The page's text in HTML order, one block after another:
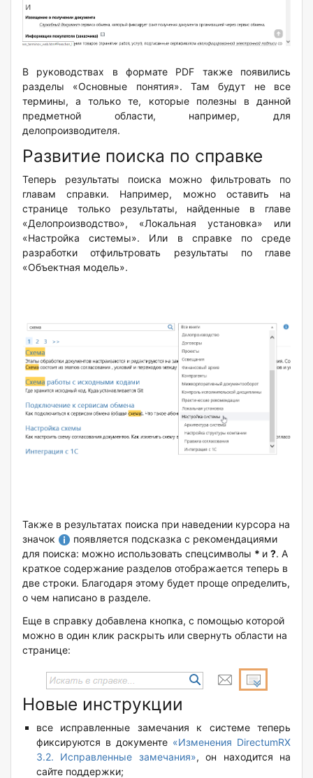
В руководствах в формате PDF также появились
разделы «Основные понятия». Там будут не все
термины, а только те, которые полезны в данной
предметной области, например, для
делопроизводителя.
Развитие поиска по справке
Теперь результаты поиска можно фильтровать по
главам справки. Например, можно оставить на
странице только результаты, найденные в главе
«Делопроизводство», «Локальная установка» или
«Настройка системы». Или в справке по среде
разработки отфильтровать результаты по главе
«Объектная модель».
Также в результатах поиска при наведении курсора на
значок
появляется подсказка с рекомендациями
для поиска: можно использовать спецсимволы * и ?. А
краткое содержание разделов отображается теперь в
две строки. Благодаря этому будет проще определить,
о чем написано в разделе.
Еще в справку добавлена кнопка, с помощью которой
можно в один клик раскрыть или свернуть области на
странице:
Новые инструкции
все исправленные замечания к системе теперь
фиксируются в документе «Изменения DirectumRX
3.2. Исправленные замечания», он находится на
сайте поддержки;